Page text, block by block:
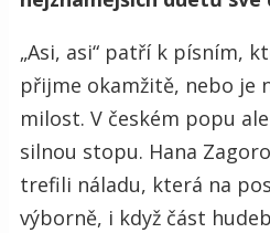
„Asi, asi“ patří k písním,
přijme okamžitě, nebo je
milost. V českém popu
silnou stopu. Hana
trefili náladu, která na
výborně, i když část